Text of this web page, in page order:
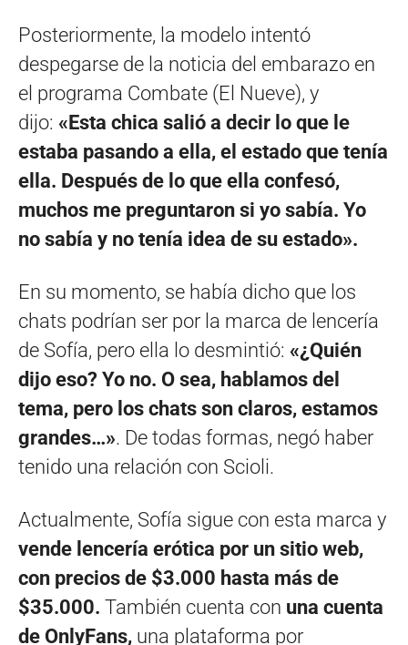
Posteriormente, la modelo intentó
despegarse de la noticia del embarazo en
el programa Combate (El Nueve), y
dijo: «Esta chica salió a decir lo que le
estaba pasando a ella, el estado que tenía
ella. Después de lo que ella confesó,
muchos me preguntaron si yo sabía. Yo
no sabía y no tenía idea de su estado».
En su momento, se había dicho que los
chats podrían ser por la marca de lencería
de Sofía, pero ella lo desmintió: «¿Quién
dijo eso? Yo no. O sea, hablamos del
tema, pero los chats son claros, estamos
grandes…». De todas formas, negó haber
tenido una relación con Scioli.
Actualmente, Sofía sigue con esta marca y
vende lencería erótica por un sitio web,
con precios de $3.000 hasta más de
$35.000. También cuenta con una cuenta
de OnlyFans, una plataforma por